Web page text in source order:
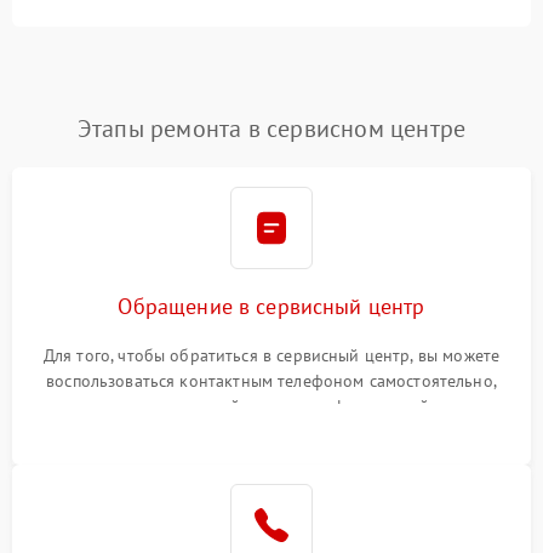
Этапы ремонта в сервисном центре
Обращение в сервисный центр
Для того, чтобы обратиться в сервисный центр, вы можете
воспользоваться контактным телефоном самостоятельно,
или оставить свой номер телефона на сайте